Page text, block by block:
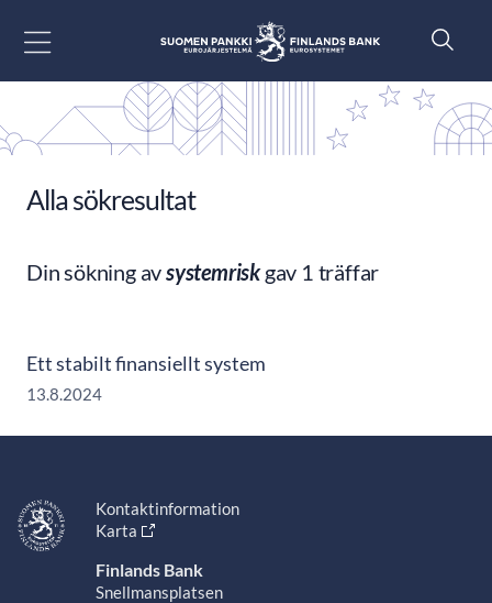
Alla sökresultat
Din sökning avsystemriskgav 1 träffar
Ett stabilt finansiellt system
13.8.2024
Kontaktinformation
Karta
Finlands Bank
Snellmansplatsen